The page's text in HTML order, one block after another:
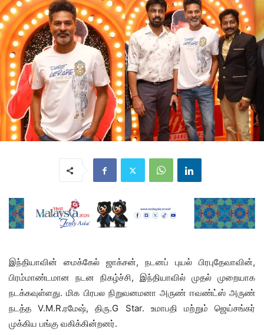
இந்தியாவின் மைக்கேல் ஜாக்சன், நடனப் புயல் பிரபுதேவாவின்,
பிரம்மாண்டமான நடன நிகழ்ச்சி, இந்தியாவில் முதல் முறையாக
நடக்கவுள்ளது. மிக பிரபல நிறுவனமனா அருண் ஈவண்ட்ஸ் அருண்
நடத்த V.M.R.ரமேஷ், திரு.G Star. உமாபதி மற்றும் ஜெய்சங்கர்
முக்கிய பங்கு வகிக்கின்றனர்.